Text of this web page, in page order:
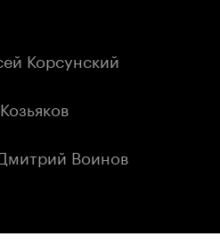
Корсунский
Воинов